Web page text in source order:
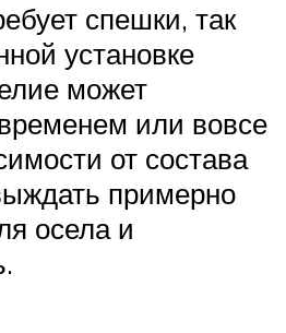
спешки, так
установке
может
или вовсе
от состава
примерно
осела и